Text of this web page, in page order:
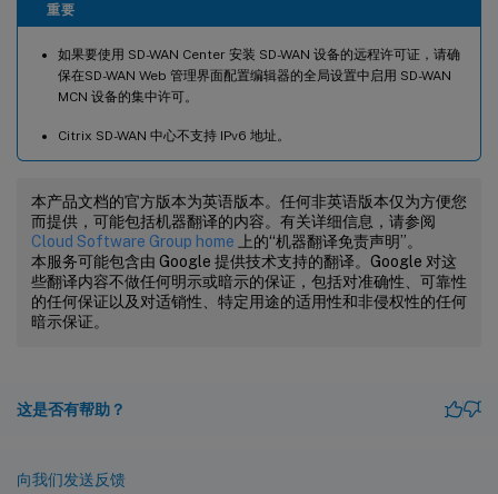
重要
如果要使用 SD-WAN Center 安装 SD-WAN 设备的远程许可证，请确
保在SD-WAN Web 管理界面配置编辑器的全局设置中启用 SD-WAN
MCN 设备的集中许可。
Citrix SD-WAN 中心不支持 IPv6 地址。
本产品文档的官方版本为英语版本。任何非英语版本仅为方便您
而提供，可能包括机器翻译的内容。有关详细信息，请参阅
Cloud Software Group home 上的“机器翻译免责声明”。
本服务可能包含由 Google 提供技术支持的翻译。Google 对这
些翻译内容不做任何明示或暗示的保证，包括对准确性、可靠性
的任何保证以及对适销性、特定用途的适用性和非侵权性的任何
暗示保证。
这是否有帮助？
向我们发送反馈